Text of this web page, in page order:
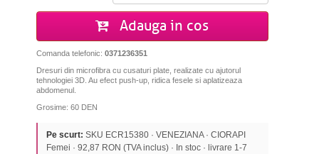
Adauga in cos
Comanda telefonic: 0371236351
Dresuri din microfibra cu cusaturi plate, realizate cu ajutorul
tehnologiei 3D. Au efect push-up, ridica fesele si aplatizeaza
abdomenul.
Grosime: 60 DEN
Pe scurt: SKU ECR15380 · VENEZIANA · CIORAPI
Femei · 92,87 RON (TVA inclus) · In stoc · livrare 1-7